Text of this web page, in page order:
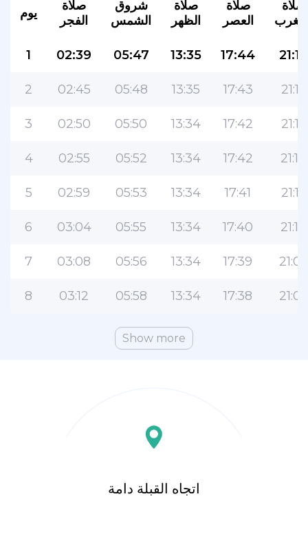
يوم
صلاة
الفجر
شروق
الشمس
صلاة
الظهر
صلاة
العصر
صلاة
1 02:39 05:47 13:35 17:44 21:19
2 02:45 05:48 13:35 17:43 21:18
3 02:50 05:50 13:34 17:42 21:16
4 02:55 05:52 13:34 17:42 21:14
5 02:59 05:53 13:34 17:41 21:12
6 03:04 05:55 13:34 17:40 21:10
7 03:08 05:56 13:34 17:39 21:09
8 03:12 05:58 13:34 17:38 21:07
Show more
اتجاه القبلة دامة